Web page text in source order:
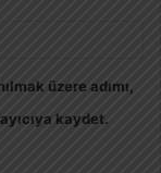
üzere adımı,
kaydet.